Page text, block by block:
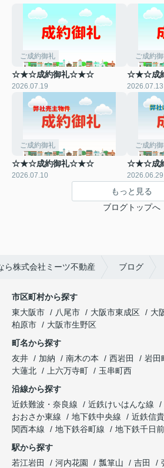
ご成約御礼
☆★☆成約御礼☆★☆
2026.07.19
ご成約
☆★☆成
2026.07.13
ご成約御礼
☆★☆成約御礼☆★☆
2026.07.10
ご成約
☆★☆成
2026.06.29
もっと見る
ブログトップへ
ら株式会社ミーツ不動産 ブログ
市区町村から探す
東大阪市
八尾市 大阪市東成区
大
柏原市
大阪市生野区
町名から探す
友井
加納 南木の本 西岩田 岩田
大蓮北
上六万寺町
玉串町西
沿線から探す
近鉄難波・奈良線
近鉄けいはんな線
おおさか東線
地下鉄中央線 近鉄信
関西本線
地下鉄谷町線
地下鉄千日
駅から探す
若江岩田
河内花園 瓢箪山 吉田